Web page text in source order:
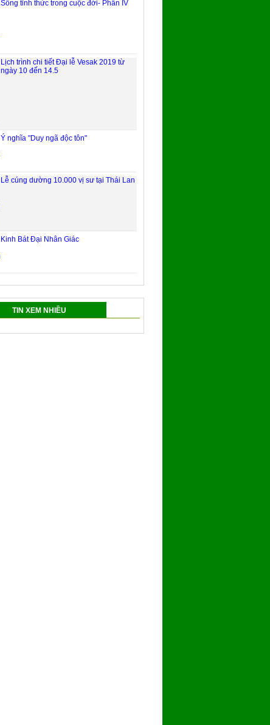
Sống tỉnh thức trong cuộc đời- Phần IV
Lịch trình chi tiết Đại lễ Vesak 2019 từ
ngày 10 đến 14.5
Ý nghĩa "Duy ngã độc tôn"
Lễ cúng dường 10.000 vị sư tại Thái Lan
Kinh Bát Đại Nhân Giác
TIN XEM NHIỀU